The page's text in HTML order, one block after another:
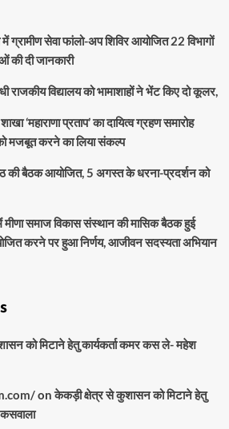
सेवा फांलो-अप शिविर आयोजित 22 विभागों
की दी जानकारी
राजकीय विद्यालय को भामाशाहों ने भेंट किए दो कूलर,
‘महाराणा प्रताप’ का दायित्व ग्रहण समारोह
मजबूत करने का लिया संकल्प
की बैठक आयोजित, 5 अगस्त के धरना-प्रदर्शन को
मीणा समाज विकास संस्थान की मासिक बैठक हुई
करने पर हुआ निर्णय, आजीवन सदस्यता अभियान
को मिटाने हेतु कार्यकर्ता कमर कस ले- महेश
onकेकड़ी क्षेत्र से कुशासन को मिटाने हेतु